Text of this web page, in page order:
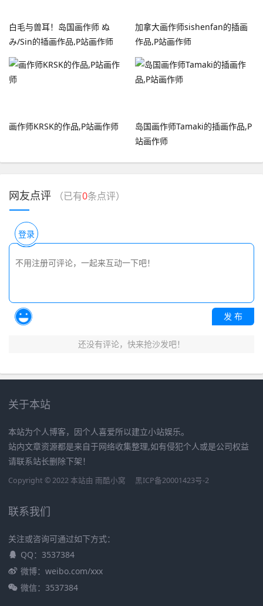
白毛与兽耳！岛国画作师 ぬ
み/Sin的插画作品,P站画作师
加拿大画作师sishenfan的插画
作品,P站画作师
画作师KRSK的作品,P站画作师
岛国画作师Tamaki的插画作品,P
站画作师
网友点评 （已有0条点评）
登录
发 布
还没有评论，快来抢沙发吧！
关于本站
本站为个人博客，因个人喜爱所以建立小站娱乐。
站内文章资源都是来自于网络收集整理,如有侵犯个人或是公司权益
请联系站长删除下架！
Copyright © 2022 本站由 雨酷小窝 黑ICP备20001423号-2
联系我们
关注或咨询可通过如下方式：
QQ：3537384
微博：weibo.com/xxx
微信：3537384